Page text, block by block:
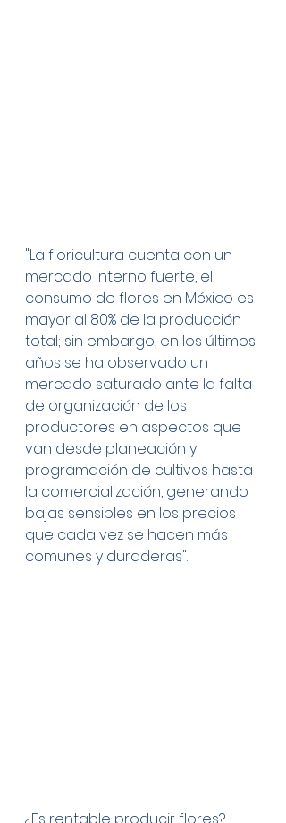
"La floricultura cuenta con un
mercado interno fuerte, el
consumo de flores en México es
mayor al 80% de la producción
total; sin embargo, en los últimos
años se ha observado un
mercado saturado ante la falta
de organización de los
productores en aspectos que
van desde planeación y
programación de cultivos hasta
la comercialización, generando
bajas sensibles en los precios
que cada vez se hacen más
comunes y duraderas".
¿Es rentable producir flores?